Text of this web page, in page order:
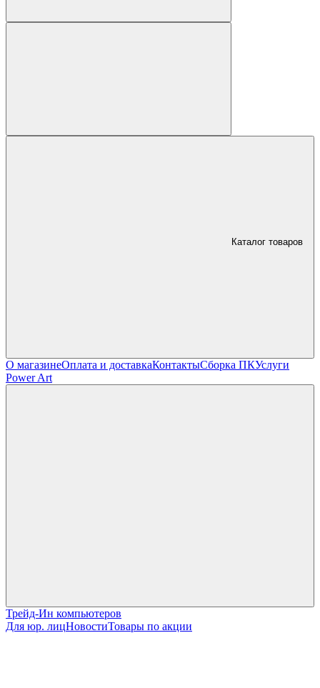
Каталог товаров
О магазинеОплата и доставкаКонтактыСборка ПКУслуги
Power Art
Трейд-Ин компьютеров
Для юр. лицНовостиТовары по акции